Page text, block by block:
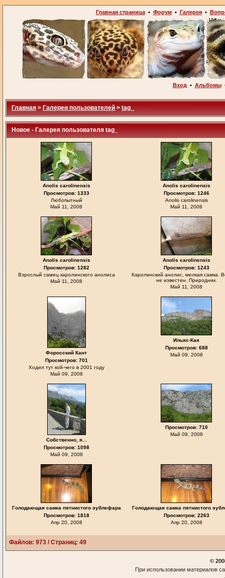
Главная страница• Форум• Галерея•
Вход • Альбомы
Главная > Галереи пользователей > tag_
Новое - Галерея пользователя tag_
Anolis carolinensis
Просмотров: 1333
Любопытный
Май 11, 2008
Anolis carolinensis
Просмотров: 1246
Anolis carolinensis
Май 11, 2008
Anolis carolinensis
Просмотров: 1282
Взрослый самец каролинского анолиса
Май 11, 2008
Anolis carolinensis
Просмотров: 1243
Каролинский анолис, мелкая самка.
не известен. Природник.
Май 11, 2008
Форосский Кант
Просмотров: 701
Ходил тут кой-чего в 2001 году
Май 09, 2008
Ильяс-Кая
Просмотров: 688
Май 09, 2008
Собственно, я...
Просмотров: 1098
Май 09, 2008
Просмотров: 710
Май 09, 2008
Голодающая самка пятнистого эублефара
Просмотров: 1818
Апр 20, 2008
Голодающая самка пятнистого
Просмотров: 2263
Апр 20, 2008
Файлов: 973 / Страниц: 49
©
При использовании материалов